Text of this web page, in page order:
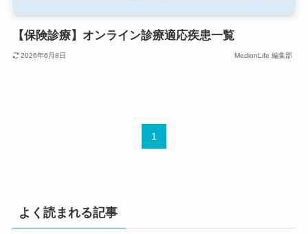
【保険診療】オンライン診療適応疾患一覧
2026年6月8日 MedionLife 編集部
1
よく読まれる記事